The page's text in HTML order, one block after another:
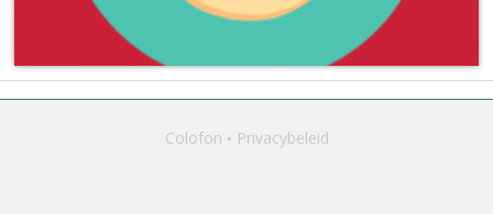
Colofon Privacybeleid